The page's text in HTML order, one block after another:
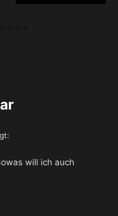
will ich auch